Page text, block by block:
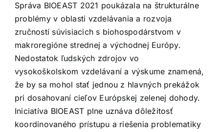
Správa BIOEAST 2021 poukázala na štrukturálne
problémy v oblasti vzdelávania a rozvoja
zručností súvisiacich s biohospodárstvom v
makroregióne strednej a východnej Európy.
Nedostatok ľudských zdrojov vo
vysokoškolskom vzdelávaní a výskume znamená,
že by sa mohol stať jednou z hlavných prekážok
pri dosahovaní cieľov Európskej zelenej dohody.
Iniciatíva BIOEAST plne uznáva dôležitosť
koordinovaného prístupu a riešenia problematiky